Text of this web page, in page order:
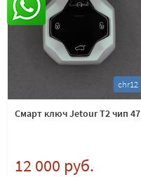
chr12
Смарт ключ Jetour T2 чип 47
12 000 руб.